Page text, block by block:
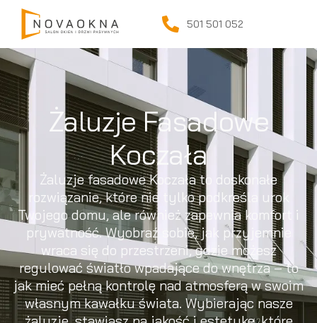
501 501 052
Żaluzje Fasadowe
Koczała
Żaluzje fasadowe Koczała to doskonałe
rozwiązanie, które nie tylko podkreśla urok
Twojego domu, ale również zapewnia komfort i
prywatność. Wyobraź sobie, jak przyjemnie
wraca się do przestrzeni, gdzie możesz
regulować światło wpadające do wnętrza – to
jak mieć pełną kontrolę nad atmosferą w swoim
własnym kawałku świata. Wybierając nasze